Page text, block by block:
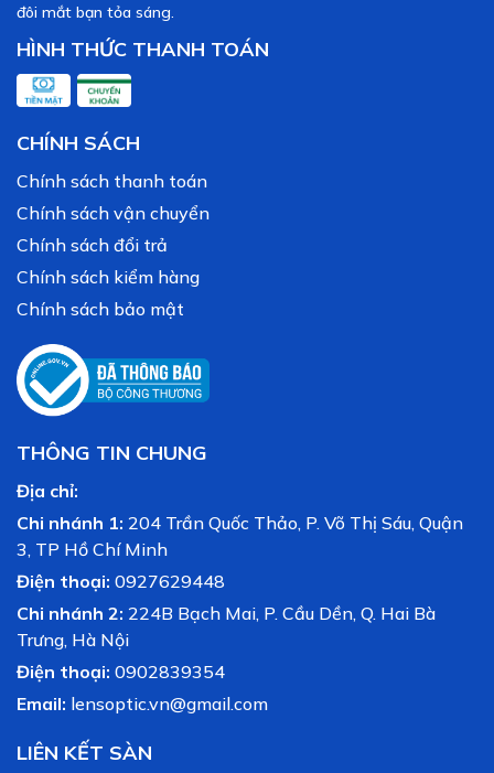
đôi mắt bạn tỏa sáng.
HÌNH THỨC THANH TOÁN
CHÍNH SÁCH
Chính sách thanh toán
Chính sách vận chuyển
Chính sách đổi trả
Chính sách kiểm hàng
Chính sách bảo mật
THÔNG TIN CHUNG
Địa chỉ:
Chi nhánh 1: 204 Trần Quốc Thảo, P. Võ Thị Sáu, Quận
3, TP Hồ Chí Minh
Điện thoại: 0927629448
Chi nhánh 2: 224B Bạch Mai, P. Cầu Dền, Q. Hai Bà
Trưng, Hà Nội
Điện thoại: 0902839354
Email: lensoptic.vn@gmail.com
LIÊN KẾT SÀN